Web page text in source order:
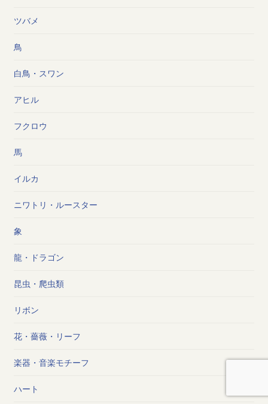
ツバメ
鳥
白鳥・スワン
アヒル
フクロウ
馬
イルカ
ニワトリ・ルースター
象
龍・ドラゴン
昆虫・爬虫類
リボン
花・薔薇・リーフ
楽器・音楽モチーフ
ハート